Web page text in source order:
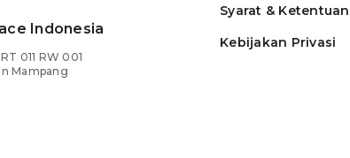
Indonesia
011 RW 001
Mampang
Syarat & Ketentuan
Kebijakan Privasi